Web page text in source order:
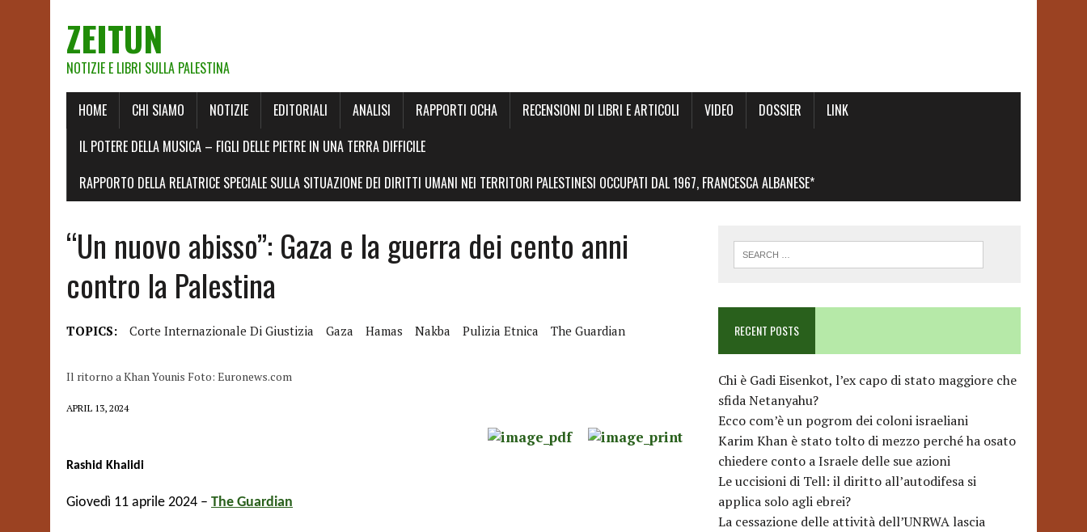
ZEITUN
NOTIZIE E LIBRI SULLA PALESTINA
HOME CHI SIAMO NOTIZIE EDITORIALI ANALISI RAPPORTI OCHA RECENSIONI DI LIBRI E ARTICOLI VIDEO DOSSIER
LINK
IL POTERE DELLA MUSICA – FIGLI DELLE PIETRE IN UNA TERRA DIFFICILE
RAPPORTO DELLA RELATRICE SPECIALE SULLA SITUAZIONE DEI DIRITTI UMANI NEI TERRITORI PALESTINESI OCCUPATI DAL 1967, FRANCESCA ALBANESE*
“Un nuovo abisso”: Gaza e la guerra dei cento anni
contro la Palestina
TOPICS: Corte Internazionale Di Giustizia Gaza Hamas Nakba Pulizia Etnica The Guardian
Il ritorno a Khan Younis Foto: Euronews.com
APRIL 13, 2024
Rashid Khalidi
Giovedì 11 aprile 2024 – The Guardian
RECENT POSTS
Chi è Gadi Eisenkot, l’ex capo di stato maggiore che
sfida Netanyahu?
Ecco com’è un pogrom dei coloni israeliani
Karim Khan è stato tolto di mezzo perché ha osato
chiedere conto a Israele delle sue azioni
Le uccisioni di Tell: il diritto all’autodifesa si
applica solo agli ebrei?
La cessazione delle attività dell’UNRWA lascia